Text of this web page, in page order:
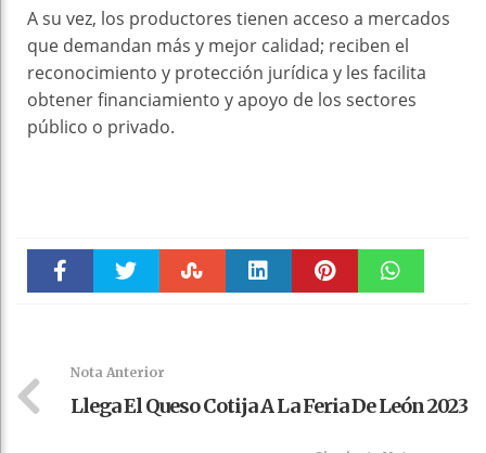
A su vez, los productores tienen acceso a mercados
que demandan más y mejor calidad; reciben el
reconocimiento y protección jurídica y les facilita
obtener financiamiento y apoyo de los sectores
público o privado.
Nota Anterior
Llega El Queso Cotija A La Feria De León 2023